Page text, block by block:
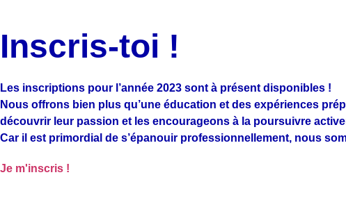
Inscris-toi !
Les inscriptions pour l’année 2023 sont à présent disponibles !
Nous offrons bien plus qu’une éducation et des expériences
découvrir leur passion et les encourageons à la poursuivre
Car il est primordial de s’épanouir professionnellement, nous
Je m'inscris !